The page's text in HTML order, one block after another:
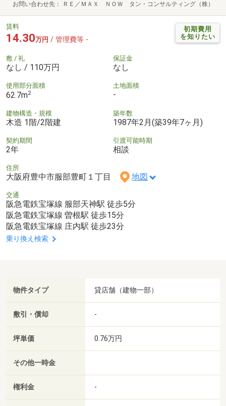
お問い合わせ先 ＲＥ／ＭＡＸ ＮＯＷ タン・コンサルティング（株）
初期費用
を知りたい
賃料
14.30万円 / 管理費等 -
敷 / 礼
なし / 110万円
保証金
なし
使用部分面積
62.7m2
土地面積
-
建物構造・規模
木造 1階/2階建
築年数
1987年2月(築39年7ヶ月)
契約期間
2年
引渡可能時期
相談
住所
大阪府豊中市服部豊町１丁目 地図
交通
阪急電鉄宝塚線 服部天神駅 徒歩5分
阪急電鉄宝塚線 曽根駅 徒歩15分
阪急電鉄宝塚線 庄内駅 徒歩23分
乗り換え検索
物件タイプ 貸店舗（建物一部）
敷引・償却 -
坪単価 0.76万円
その他一時金
権利金 -